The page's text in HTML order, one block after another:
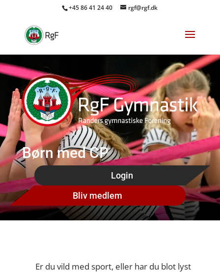
+45 86 41 24 40 rgf@rgf.dk
Børn med CP
Login
Bliv medlem
Er du vild med sport, eller har du blot lyst